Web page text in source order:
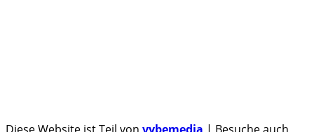
Diese Website ist Teil von vybemedia | Besuche auch